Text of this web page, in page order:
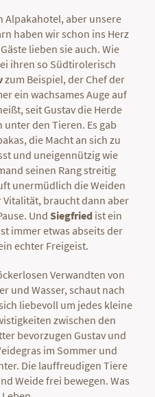
Alpakahotel, aber unsere
haben wir schon ins Herz
lieben sie auch. Wie
ihren so Südtirolerisch
zum Beispiel, der Chef der
ein wachsames Auge auf
seit Gustav die Herde
den Tieren. Es gab
die Macht an sich zu
und uneigennützig wie
seinen Rang streitig
unermüdlich die Weiden
braucht dann aber
UndSiegfried ist ein
immer etwas abseits der
echter Freigeist.
Verwandten von
und Wasser, schaut nach
liebevoll um jedes kleine
zwischen den
bevorzugen Gustav und
im Sommer und
Die lauffreudigen Tiere
Weide frei bewegen. Was